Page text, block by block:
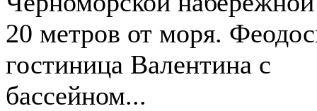
20 метров от моря.
гостиница Валентина с
бассейном...